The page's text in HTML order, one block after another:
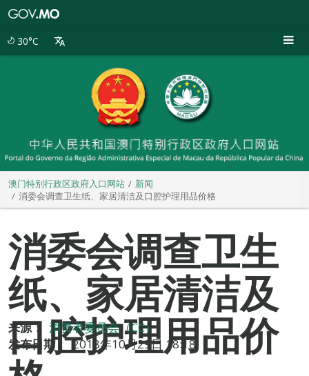
30°C
澳门特别行政区政府入口网站
新闻
消委会调查卫生纸、家居清洁及口腔护理用品价格
消委会调查卫生
纸、家居清洁及
口腔护理用品价
来源：
消费者委员会（CC）
发布日期： 2018年10月29日 18:18